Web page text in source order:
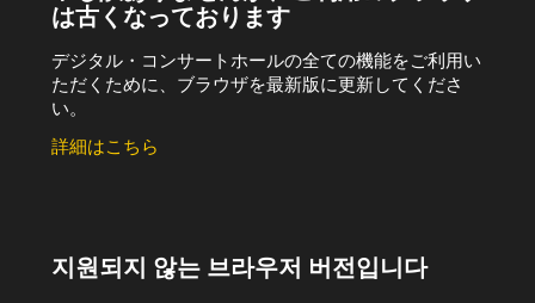
は古くなっております
デジタル・コンサートホールの全ての機能をご利用い
ただくために、ブラウザを最新版に更新してくださ
い。
詳細はこちら
지원되지 않는 브라우저 버전입니다